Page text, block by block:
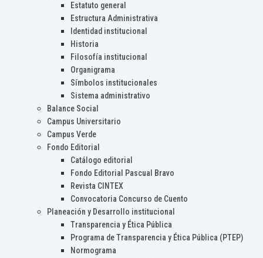
Estatuto general
Estructura Administrativa
Identidad institucional
Historia
Filosofía institucional
Organigrama
Símbolos institucionales
Sistema administrativo
Balance Social
Campus Universitario
Campus Verde
Fondo Editorial
Catálogo editorial
Fondo Editorial Pascual Bravo
Revista CINTEX
Convocatoria Concurso de Cuento
Planeación y Desarrollo institucional
Transparencia y Ética Pública
Programa de Transparencia y Ética Pública (PTEP)
Normograma